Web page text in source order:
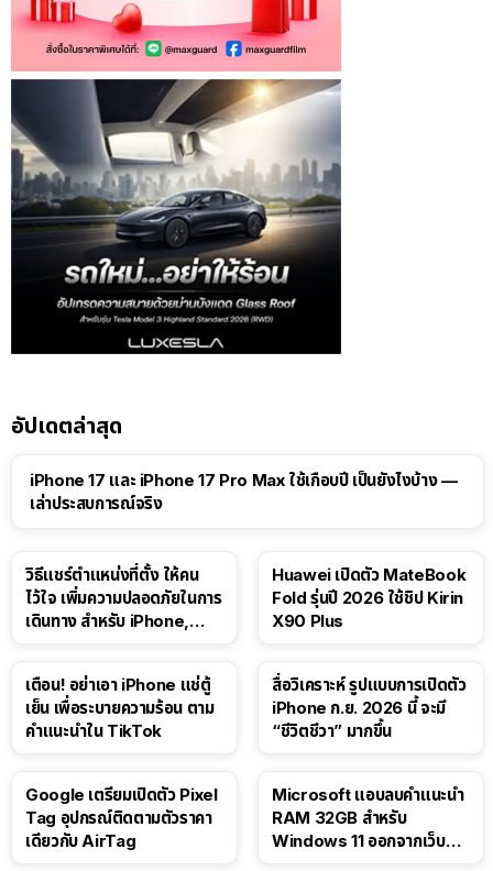
อัปเดตล่าสุด
iPhone 17 และ iPhone 17 Pro Max ใช้เกือบปี เป็นยังไงบ้าง —
เล่าประสบการณ์จริง
วิธีแชร์ตำแหน่งที่ตั้ง ให้คน
ไว้ใจ เพิ่มความปลอดภัยในการ
เดินทาง สำหรับ iPhone,
Huawei เปิดตัว MateBook
Fold รุ่นปี 2026 ใช้ชิป Kirin
X90 Plus
เตือน! อย่าเอา iPhone แช่ตู้
เย็น เพื่อระบายความร้อน ตาม
คำแนะนำใน TikTok
สื่อวิเคราะห์ รูปแบบการเปิดตัว
iPhone ก.ย. 2026 นี้ จะมี
“ชีวิตชีวา” มากขึ้น
Google เตรียมเปิดตัว Pixel
Tag อุปกรณ์ติดตามตัวราคา
เดียวกับ AirTag
Microsoft แอบลบคำแนะนำ
RAM 32GB สำหรับ
Windows 11 ออกจากเว็บตัว